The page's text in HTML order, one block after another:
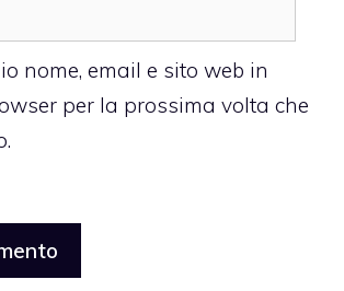
nome, email e sito web in
per la prossima volta che